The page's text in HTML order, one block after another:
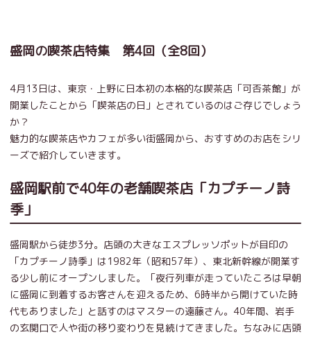
盛岡の喫茶店特集 第4回（全8回）
4月13日は、東京・上野に日本初の本格的な喫茶店「可否茶館」が
開業したことから「喫茶店の日」とされているのはご存じでしょう
か？
魅力的な喫茶店やカフェが多い街盛岡から、おすすめのお店をシリ
ーズで紹介していきます。
盛岡駅前で40年の老舗喫茶店「カプチーノ詩
季」
盛岡駅から徒歩3分。店頭の大きなエスプレッソポットが目印の
「カプチーノ詩季」は1982年（昭和57年）、東北新幹線が開業す
る少し前にオープンしました。「夜行列車が走っていたころは早朝
に盛岡に到着するお客さんを迎えるため、6時半から開けていた時
代もありました」と話すのはマスターの遠藤さん。40年間、岩手
の玄関口で人や街の移り変わりを見続けてきました。ちなみに店頭